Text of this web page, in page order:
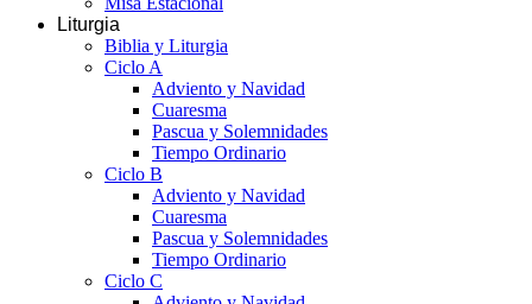
Liturgia
Biblia y Liturgia
Ciclo A
Adviento y Navidad
Cuaresma
Pascua y Solemnidades
Tiempo Ordinario
Ciclo B
Adviento y Navidad
Cuaresma
Pascua y Solemnidades
Tiempo Ordinario
Ciclo C